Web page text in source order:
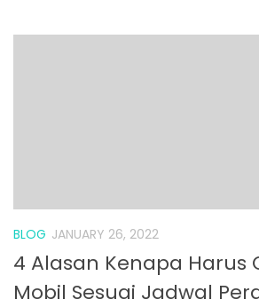
BLOG JANUARY 26, 2022
4 Alasan Kenapa Harus
Mobil Sesuai Jadwal